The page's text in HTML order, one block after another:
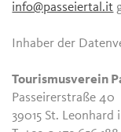
info@passeiertal.it
Inhaber der
Tourismusverein
Passeirerstraße 40
39015 St. Leonhard